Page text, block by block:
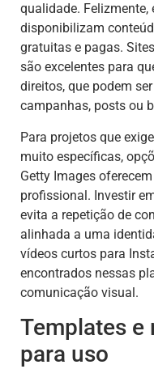
qualidade.
disponibilizam
gratuitas e pagas.
são excelentes para
direitos, que podem
campanhas, posts ou
Para projetos que
muito específicas,
Getty Images
profissional. Investir
evita a repetição de
alinhada a uma
vídeos curtos para
encontrados nessas
comunicação visual.
Templates
para uso